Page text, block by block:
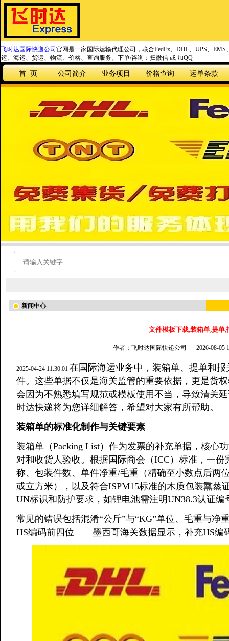
飞时达国际快递公司 官网是一家国际运输代理公司，联合FedEx、DHL、UPS、
运、海运、货运、物流、价格、查询服务。下单/咨询：扫微信 或 加QQ
首 页 公司简介 业务项目 价格查询 运单条款
新闻中心
文件模板下载,装箱单,提单,
作者：飞时达国际快递公司 2026-08-05
2025-04-24 11:30:01 在国际海运业务中，装箱单、提单和
件。这些单据不仅是海关监管的重要依据，更是货
会因为不熟悉填写规范或模板使用不当，导致清关
时达快递将为您详细解答，希望对大家有所帮助。
装箱单的标准化制作与关键要素
装箱单（Packing List）作为发票的补充单据，核心
对和收货人验收。根据国际商会（ICC）标准，一
称、包装件数、单件净重/毛重（精确至小数点后两
或立方米），以及符合ISPM15标准的木质包装熏蒸
UN标识和防护要求，如锂电池需注明UN38.3认证编
常见的错误包括混淆“公斤”与“KG”单位、毛重与净
HS编码前四位——墨西哥海关数据显示，补充HS编